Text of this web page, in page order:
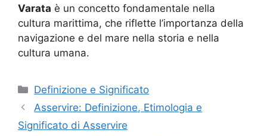
Varata è un concetto fondamentale nella
cultura marittima, che riflette l’importanza della
navigazione e del mare nella storia e nella
cultura umana.
Categorie
Definizione e Significato
Asservire: Definizione, Etimologia e
Significato di Asservire